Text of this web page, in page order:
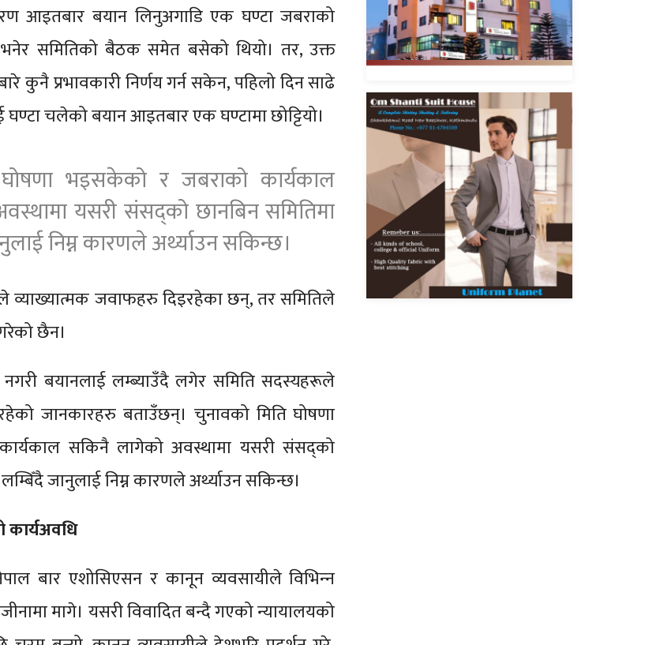
आइतबार बयान लिनुअगाडि एक घण्टा जबराको
समितिको बैठक समेत बसेको थियो। तर, उक्त
कुनै प्रभावकारी निर्णय गर्न सकेन, पहिलो दिन साढे
घण्टा चलेको बयान आइतबार एक घण्टामा छोट्टियो।
भइसकेको र जबराको कार्यकाल
यसरी संसद्को छानबिन समितिमा
निम्न कारणले अर्थ्याउन सकिन्छ।
व्याख्यात्मक जवाफहरु दिइरहेका छन्, तर समितिले
छैन।
बयानलाई लम्ब्याउँदै लगेर समिति सदस्यहरूले
जानकारहरु बताउँछन्। चुनावको मिति घोषणा
सकिनै लागेको अवस्थामा यसरी संसद्को
जानुलाई निम्न कारणले अर्थ्याउन सकिन्छ।
कार्यअवधि
बार एशोसिएसन र कानून व्यवसायीले विभिन्‍न
मागे। यसरी विवादित बन्दै गएको न्यायालयको